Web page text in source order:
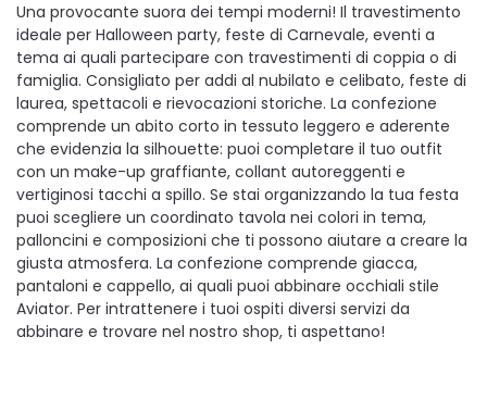
Una provocante suora dei tempi moderni! Il travestimento
ideale per Halloween party, feste di Carnevale, eventi a
tema ai quali partecipare con travestimenti di coppia o di
famiglia. Consigliato per addi al nubilato e celibato, feste di
laurea, spettacoli e rievocazioni storiche. La confezione
comprende un abito corto in tessuto leggero e aderente
che evidenzia la silhouette: puoi completare il tuo outfit
con un make-up graffiante, collant autoreggenti e
vertiginosi tacchi a spillo. Se stai organizzando la tua festa
puoi scegliere un coordinato tavola nei colori in tema,
palloncini e composizioni che ti possono aiutare a creare la
giusta atmosfera. La confezione comprende giacca,
pantaloni e cappello, ai quali puoi abbinare occhiali stile
Aviator. Per intrattenere i tuoi ospiti diversi servizi da
abbinare e trovare nel nostro shop, ti aspettano!